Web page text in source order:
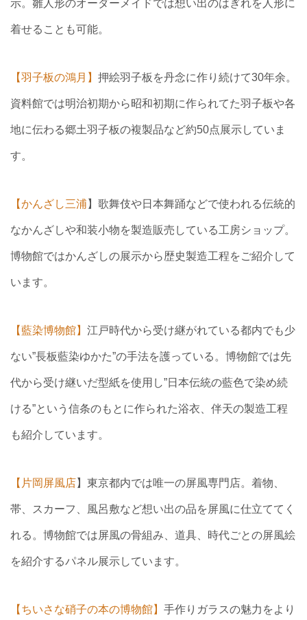
示。雛人形のオーダーメイドでは想い出のはぎれを人形に
着せることも可能。
【羽子板の鴻月】 押絵羽子板を丹念に作り続けて30年余。
資料館では明治初期から昭和初期に作られてた羽子板や各
地に伝わる郷土羽子板の複製品など約50点展示していま
す。
【かんざし三浦 】歌舞伎や日本舞踊などで使われる伝統的
なかんざしや和装小物を製造販売している工房ショップ。
博物館ではかんざしの展示から歴史製造工程をご紹介して
います。
【藍染博物館】 江戸時代から受け継がれている都内でも少
ない”長板藍染ゆかた”の手法を護っている。博物館では先
代から受け継いだ型紙を使用し”日本伝統の藍色で染め続
ける”という信条のもとに作られた浴衣、伴天の製造工程
も紹介しています。
【片岡屏風店】東京都内では唯一の屏風専門店。着物、
帯、スカーフ、風呂敷など想い出の品を屏風に仕立ててく
れる。博物館では屏風の骨組み、道具、時代ごとの屏風絵
を紹介するパネル展示しています。
【ちいさな硝子の本の博物館】 手作りガラスの魅力をより